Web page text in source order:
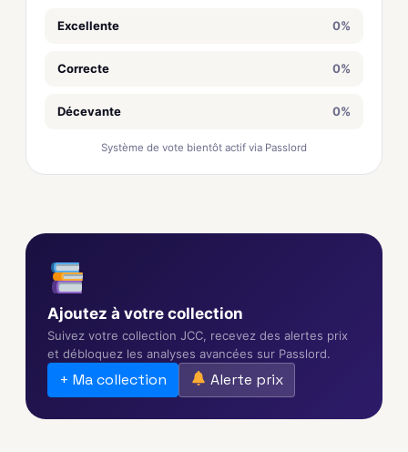
Excellente 0%
Correcte 0%
Décevante 0%
Système de vote bientôt actif via Passlord
Ajoutez à votre collection
Suivez votre collection JCC, recevez des alertes prix
et débloquez les analyses avancées sur Passlord.
+ Ma collection Alerte prix